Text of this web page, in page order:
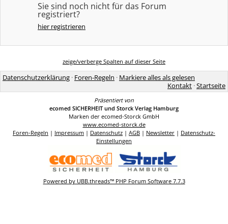
Sie sind noch nicht für das Forum
registriert?
hier registrieren
zeige/verberge Spalten auf dieser Seite
Datenschutzerklärung · Foren-Regeln · Markiere alles als gelesen
Kontakt ·Startseite
Präsentiert von
ecomed SICHERHEIT und Storck Verlag Hamburg
Marken der ecomed-Storck GmbH
www.ecomed-storck.de
Foren-Regeln | Impressum | Datenschutz | AGB | Newsletter | Datenschutz-
Einstellungen
Powered by UBB.threads™ PHP Forum Software 7.7.3